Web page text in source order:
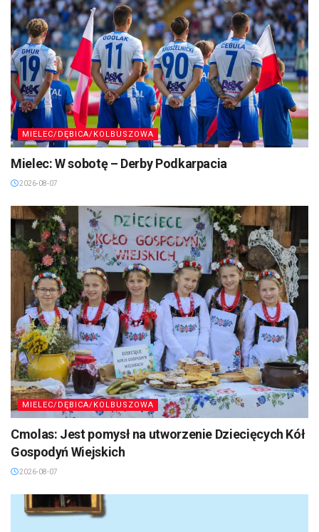
MIELEC/DĘBICA/KOLBUSZOWA
Mielec: W sobotę – Derby Podkarpacia
2026-08-07
MIELEC/DĘBICA/KOLBUSZOWA
Cmolas: Jest pomysł na utworzenie Dziecięcych Kół
Gospodyń Wiejskich
2026-08-07